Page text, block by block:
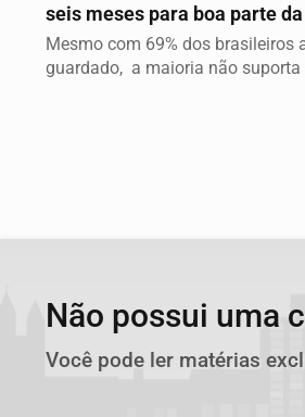
seis meses para boa parte
Mesmo com 69% dos brasileiros
guardado, a maioria não suporta
Não possui uma
Você pode ler matérias